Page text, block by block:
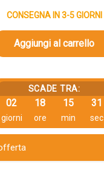
CONSEGNA IN 3-5 GIORNI
Aggiungi al carrello
SCADE TRA:
02
giorni
18
ore
15
min
30
sec